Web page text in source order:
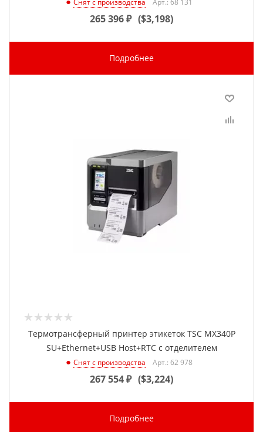
265 396₽ ($3,198)
Подробнее
Термотрансферный принтер этикеток TSC MX340P
SU+Ethernet+USB Host+RTC с отделителем
Снят с производства Арт.: 62 978
267 554₽ ($3,224)
Подробнее